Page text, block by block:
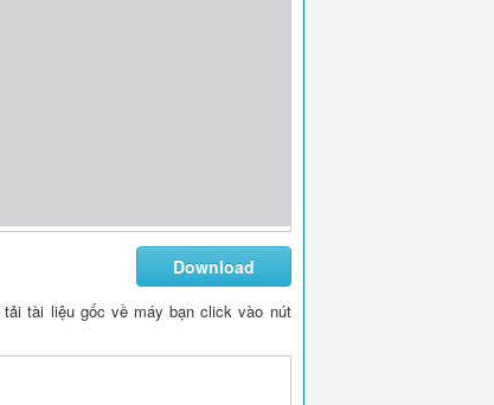
Download
tài liệu gốc về máy bạn click vào nút